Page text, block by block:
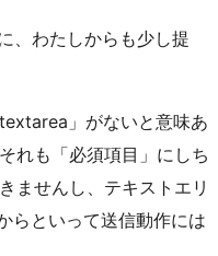
、わたしからも少し提
」がないと意味あ
れも「必須項目」にしち
ませんし、テキストエリ
らといって送信動作には